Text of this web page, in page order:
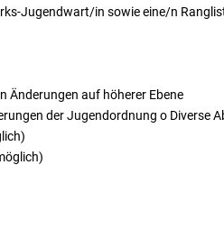
Jugendwart/in sowie eine/n
Änderungen auf höherer Ebene
der Jugendordnung o Diverse